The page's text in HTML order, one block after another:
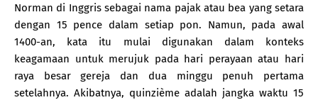
Norman di Inggris sebagai nama pajak atau bea yang setara
dengan 15 pence dalam setiap pon. Namun, pada awal
1400-an, kata itu mulai digunakan dalam konteks
keagamaan untuk merujuk pada hari perayaan atau hari
raya besar gereja dan dua minggu penuh pertama
setelahnya. Akibatnya, quinzième adalah jangka waktu 15